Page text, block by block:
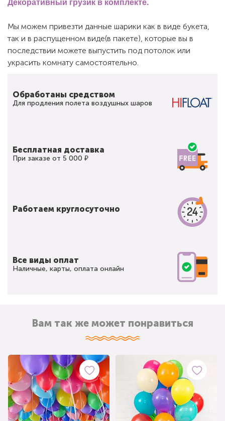
Мы можем привезти данные шарики как в виде букета,
так и в распущенном виде(в пакете), которые вы в
последствии можете выпустить под потолок или
украсить комнату самостоятельно.
Обработаны средством
Для продления полета воздушных шаров
Бесплатная доставка
При заказе от 5 000 ₽
Работаем круглосуточно
Все виды оплат
Наличные, карты, оплата онлайн
Вам так же может понравиться